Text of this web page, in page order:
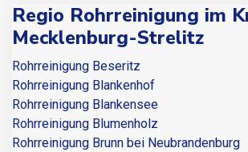
Regio Rohrreinigung im
Mecklenburg-Strelitz
Rohrreinigung Beseritz
Rohrreinigung Blankenhof
Rohrreinigung Blankensee
Rohrreinigung Blumenholz
Rohrreinigung Brunn bei Neubrandenburg